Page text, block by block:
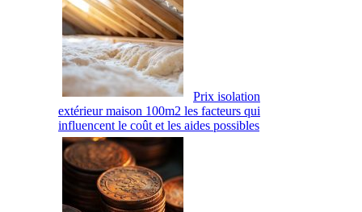
Prix isolation
extérieur maison 100m2 les facteurs qui
influencent le coût et les aides possibles